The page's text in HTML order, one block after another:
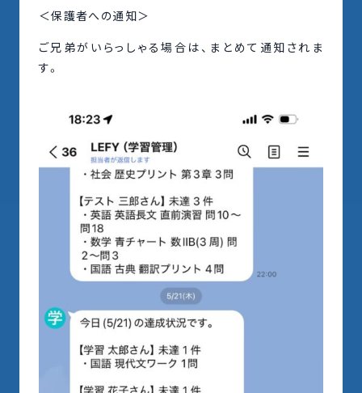
＜保護者への通知＞
ご兄弟がいらっしゃる場合は、まとめて通知されま
す。